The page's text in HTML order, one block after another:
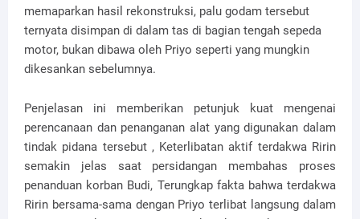
memaparkan hasil rekonstruksi, palu godam tersebut
ternyata disimpan di dalam tas di bagian tengah sepeda
motor, bukan dibawa oleh Priyo seperti yang mungkin
dikesankan sebelumnya.
Penjelasan ini memberikan petunjuk kuat mengenai
perencanaan dan penanganan alat yang digunakan dalam
tindak pidana tersebut , Keterlibatan aktif terdakwa Ririn
semakin jelas saat persidangan membahas proses
penanduan korban Budi, Terungkap fakta bahwa terdakwa
Ririn bersama-sama dengan Priyo terlibat langsung dalam